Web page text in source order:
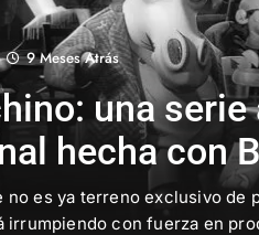
1 Año Atrás
v1.5.3:
esenciales
y estudios